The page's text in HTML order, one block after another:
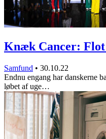
Knæk Cancer:
Samfund • 30.10.22
Endnu engang har danskerne
løbet af uge…